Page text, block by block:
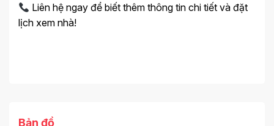
Liên hệ ngay để biết thêm thông tin chi tiết và đặt
lịch xem nhà!
Bản đồ